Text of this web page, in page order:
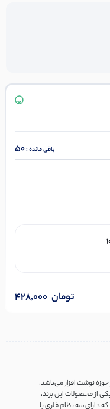
باقی مانده :50
428,000 تومان
نوشت افزار می‌باشد.
از محصولات این برند،
که دارای سه نظام فلزی با